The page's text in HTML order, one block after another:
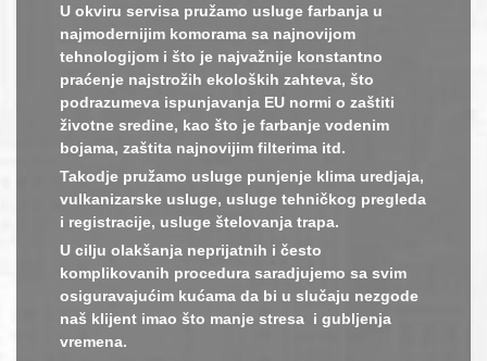
U okviru servisa pružamo usluge farbanja u
najmodernijim komorama sa najnovijom
tehnologijom i što je najvažnije konstantno
praćenje najstrožih ekoloških zahteva, što
podrazumeva ispunjavanja EU normi o zaštiti
životne sredine, kao što je farbanje vodenim
bojama, zaštita najnovijim filterima itd.
Takodje pružamo usluge punjenje klima uredjaja,
vulkanizarske usluge, usluge tehničkog pregleda
i registracije, usluge štelovanja trapa.
U cilju olakšanja neprijatnih i često
komplikovanih procedura saradjujemo sa svim
osiguravajućim kućama da bi u slučaju nezgode
naš klijent imao što manje stresa i gubljenja
vremena.